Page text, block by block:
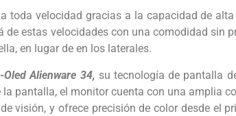
toda velocidad gracias a la capacidad de
de estas velocidades con una comodidad sin
en lugar de en los laterales.
Oled Alienware 34, su tecnología de pantalla
pantalla, el monitor cuenta con una amplia
visión, y ofrece precisión de color desde el